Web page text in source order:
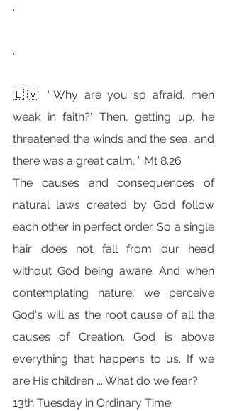
.
.
🇱🇻 “'Why are you so afraid, men
weak in faith?' Then, getting up, he
threatened the winds and the sea, and
there was a great calm. ” Mt 8.26
The causes and consequences of
natural laws created by God follow
each other in perfect order. So a single
hair does not fall from our head
without God being aware. And when
contemplating nature, we perceive
God's will as the root cause of all the
causes of Creation. God is above
everything that happens to us. If we
are His children ... What do we fear?
13th Tuesday in Ordinary Time